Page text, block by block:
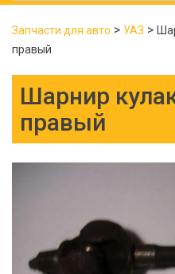
Запчасти для авто > УАЗ >
правый
Шарнир
правый